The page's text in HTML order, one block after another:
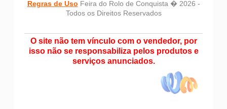
Regras de Uso Feira do Rolo de Conquista � 2026 -
Todos os Direitos Reservados
O site não tem vínculo com o vendedor, por
isso não se responsabiliza pelos produtos e
serviços anunciados.